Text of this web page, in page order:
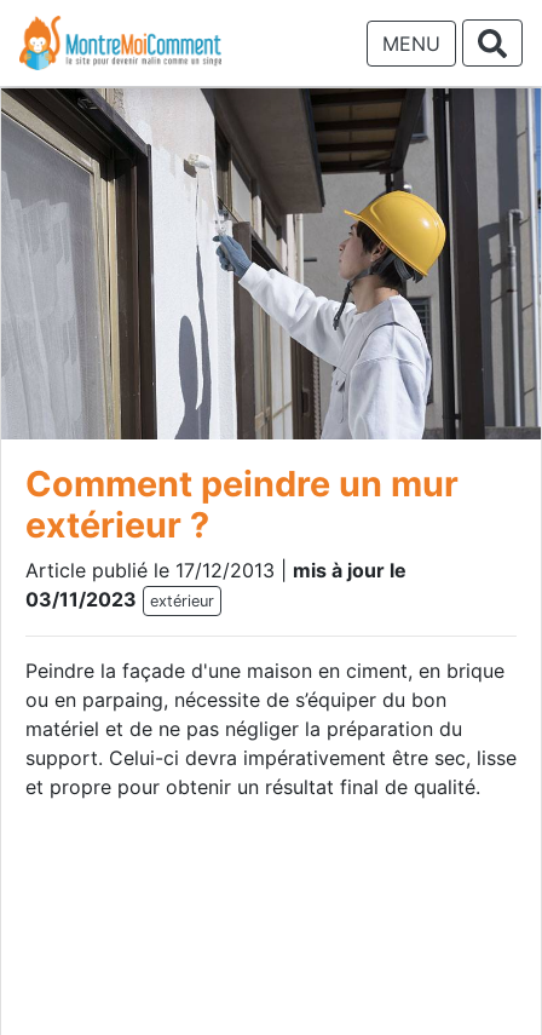
MENU
Comment peindre un mur
extérieur ?
Article publié le 17/12/2013 | mis à jour le
03/11/2023
extérieur
Peindre la façade d'une maison en ciment, en brique
ou en parpaing, nécessite de s’équiper du bon
matériel et de ne pas négliger la préparation du
support. Celui-ci devra impérativement être sec, lisse
et propre pour obtenir un résultat final de qualité.